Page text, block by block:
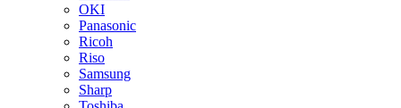
OKI
Panasonic
Ricoh
Riso
Samsung
Sharp